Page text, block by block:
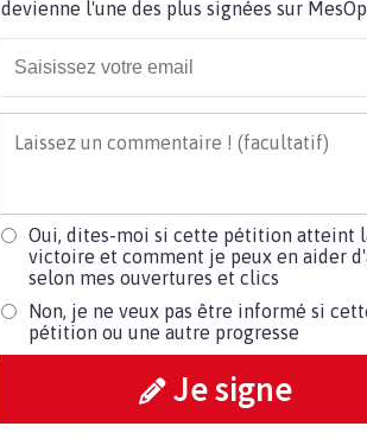
devienne l'une des plus signées sur
Oui, dites-moi si cette pétition atteint
victoire et comment je peux en aider
selon mes ouvertures et clics
Non, je ne veux pas être informé si
pétition ou une autre progresse
Je signe